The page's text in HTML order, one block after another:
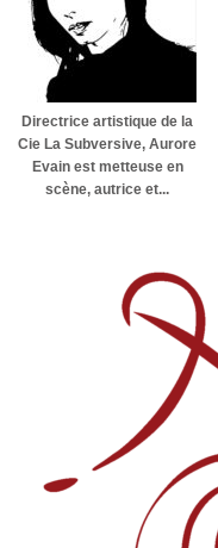
Directrice artistique de la
Cie La Subversive, Aurore
Evain est metteuse en
scène, autrice et...